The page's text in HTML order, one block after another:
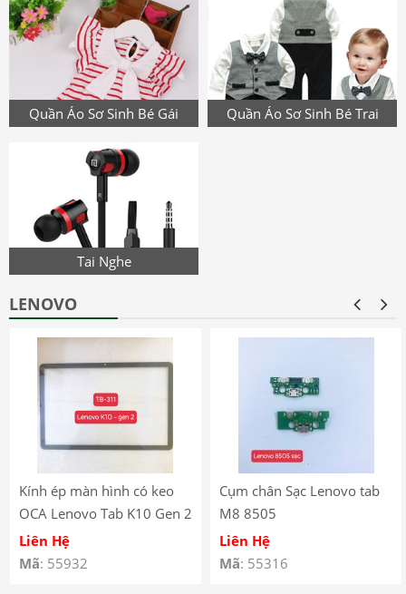
Quần Áo Sơ Sinh Bé Gái Quần Áo Sơ Sinh Bé Trai
Tai Nghe
LENOVO
Kính ép màn hình có keo
OCA Lenovo Tab K10 Gen 2
(2025) – TB-311
Liên Hệ
Mã: 55932
Cụm chân Sạc Lenovo tab
M8 8505
Liên Hệ
Mã: 55316